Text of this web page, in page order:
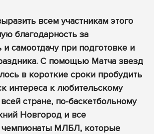
всем участникам этого
благодарность за
и самоотдачу при подготовке и
С помощью Матча звезд
в короткие сроки пробудить
интереса к любительскому
стране, по-баскетбольному
Новгород и все
чемпионаты МЛБЛ, которые